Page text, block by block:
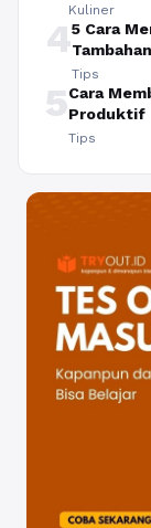
Kuliner
45 Cara
Tambahan
Tips
5Cara
Produktif
Tips